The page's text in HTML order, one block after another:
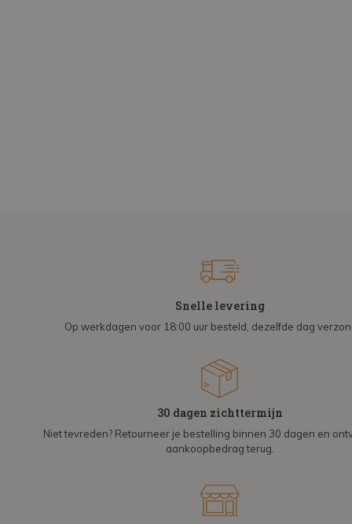
Snelle levering
Op werkdagen voor 18:00 uur besteld, dezelfde dag
30 dagen zichttermijn
Niet tevreden? Retourneer je bestelling binnen 30 dagen en
aankoopbedrag terug.